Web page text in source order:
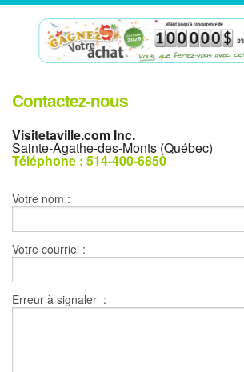
Contactez-nous
Visitetaville.com Inc.
Sainte-Agathe-des-Monts (Québec)
Téléphone : 514-400-6850
Votre nom :
Votre courriel :
Erreur à signaler :